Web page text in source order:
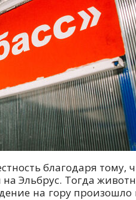
благодаря тому,
Эльбрус. Тогда
на гору произошло